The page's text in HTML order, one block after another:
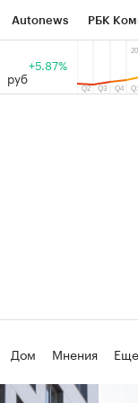
Autonews РБК
Тренды
руб
+5.87%
Дом Мнения Еще